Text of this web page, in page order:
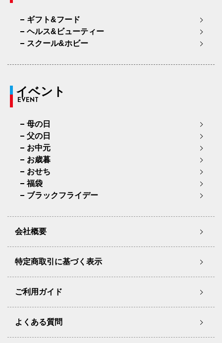
ギフト&フード
ヘルス&ビューティー
スクール&ホビー
イベント
EVENT
母の日
父の日
お中元
お歳暮
おせち
福袋
ブラックフライデー
会社概要
特定商取引に基づく表示
ご利用ガイド
よくある質問